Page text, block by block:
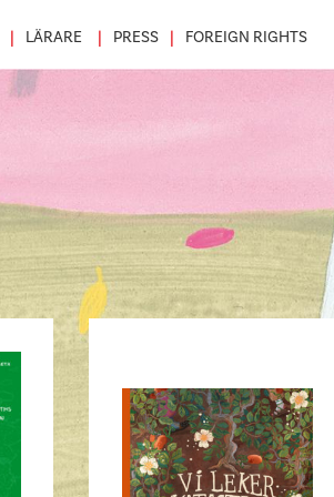
LÄRARE PRESS FOREIGN RIGHTS